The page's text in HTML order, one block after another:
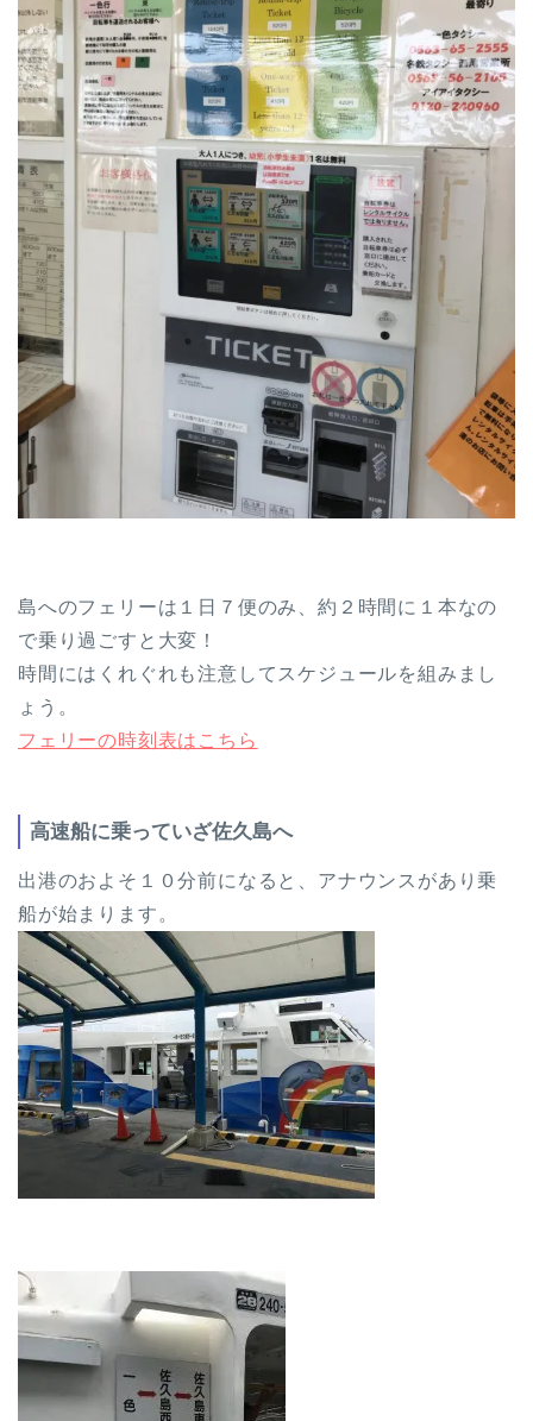
島へのフェリーは１日７便のみ、約２時間に１本なの
で乗り過ごすと大変！
時間にはくれぐれも注意してスケジュールを組みまし
ょう。
フェリーの時刻表はこちら
高速船に乗っていざ佐久島へ
出港のおよそ１０分前になると、アナウンスがあり乗
船が始まります。